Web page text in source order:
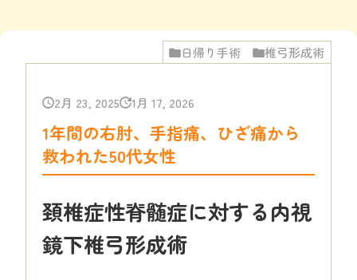
日帰り手術 椎弓形成術
2月 23, 2025 1月 17, 2026
1年間の右肘、手指痛、ひざ痛から
救われた50代女性
頚椎症性脊髄症に対する内視
鏡下椎弓形成術